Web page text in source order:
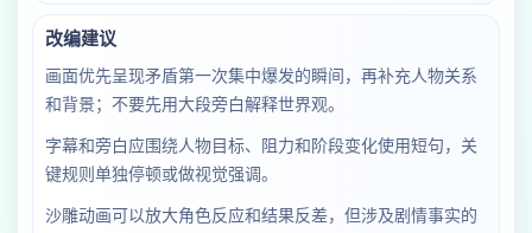
改编建议
画面优先呈现矛盾第一次集中爆发的瞬间，再补充人物关系
和背景；不要先用大段旁白解释世界观。
字幕和旁白应围绕人物目标、阻力和阶段变化使用短句，关
键规则单独停顿或做视觉强调。
沙雕动画可以放大角色反应和结果反差，但涉及剧情事实的